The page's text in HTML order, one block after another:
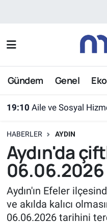
Gündem Genel
19:10 Aile ve Sosyal
HABERLER AYDIN
Aydın'da
06.06.2026
Aydın'ın Efeler
ve akılda kalıcı
06.06.2026 tarihini
Nöbetçi Eczaneler
Hava Durumu
Süper Lig Puan
Tüm Manşetler
Son Dakika